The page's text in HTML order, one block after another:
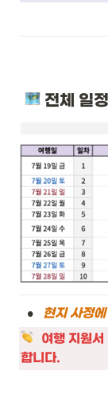
전체 일
•
현지 사정
여행 지원서
합니다.